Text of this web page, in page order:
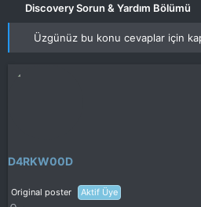
Discovery Sorun & Yardım Bölümü
Üzgünüz bu konu cevaplar için
D4RKW00D
Original poster Aktif Üye